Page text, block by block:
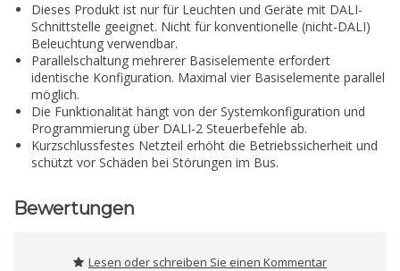
Dieses Produkt ist nur für Leuchten und Geräte mit DALI-
Schnittstelle geeignet. Nicht für konventionelle (nicht-DALI)
Beleuchtung verwendbar.
Parallelschaltung mehrerer Basiselemente erfordert
identische Konfiguration. Maximal vier Basiselemente parallel
möglich.
Die Funktionalität hängt von der Systemkonfiguration und
Programmierung über DALI-2 Steuerbefehle ab.
Kurzschlussfestes Netzteil erhöht die Betriebssicherheit und
schützt vor Schäden bei Störungen im Bus.
Bewertungen
Lesen oder schreiben Sie einen Kommentar